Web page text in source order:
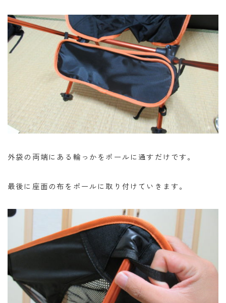
外袋の両端にある輪っかをポールに通すだけです。
最後に座面の布をポールに取り付けていきます。